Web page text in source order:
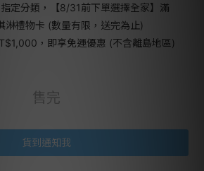
指定分類，【8/31前下單選擇全家】滿
禮物卡 (數量有限，送完為止)
，即享免運優惠 (不含離島地區)
售完
貨到通知我